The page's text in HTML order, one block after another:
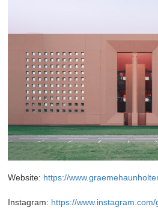
Website: https://
Instagram: https://